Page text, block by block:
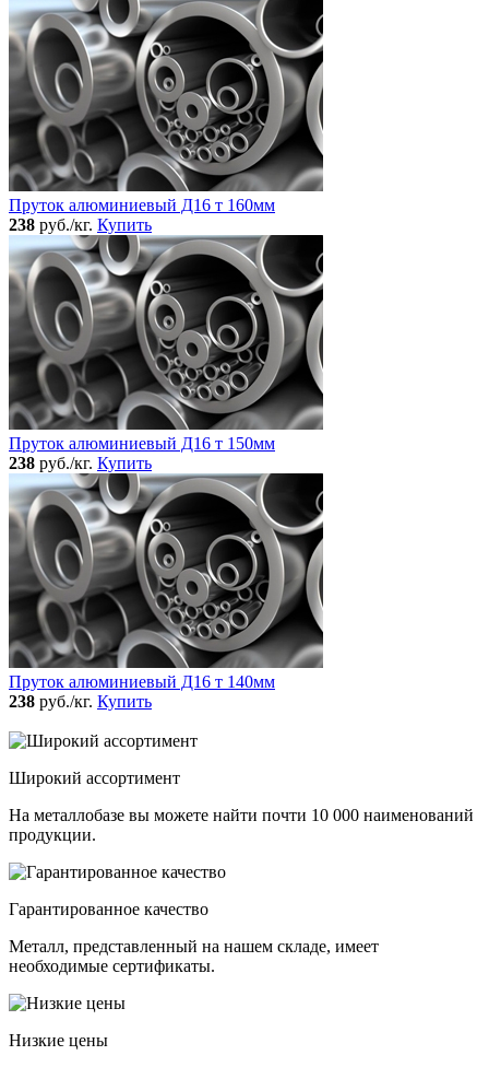
Пруток алюминиевый Д16 т 160мм
238 руб./кг. Купить
Пруток алюминиевый Д16 т 150мм
238 руб./кг. Купить
Пруток алюминиевый Д16 т 140мм
238 руб./кг. Купить
Широкий ассортимент
На металлобазе вы можете найти почти 10 000 наименований
продукции.
Гарантированное качество
Металл, представленный на нашем складе, имеет
необходимые сертификаты.
Низкие цены